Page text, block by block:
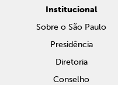
Institucional
Sobre o São Paulo
Presidência
Diretoria
Conselho